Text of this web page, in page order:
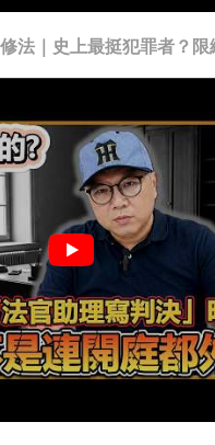
法｜史上最挺犯罪者？限